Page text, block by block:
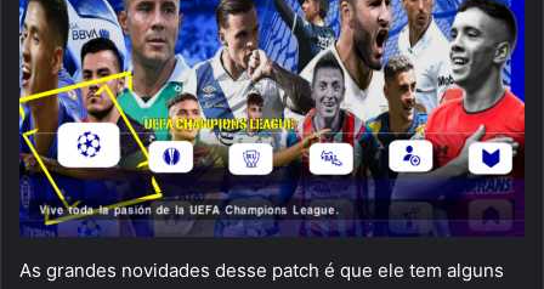
As grandes novidades desse patch é que ele tem alguns